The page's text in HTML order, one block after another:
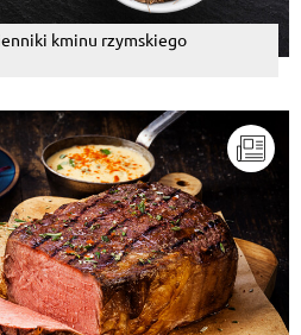
kminu rzymskiego